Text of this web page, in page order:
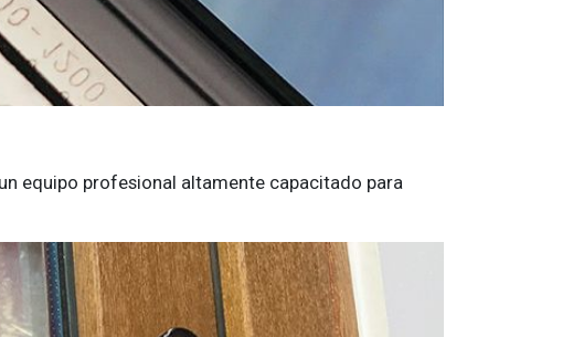
equipo profesional altamente capacitado para